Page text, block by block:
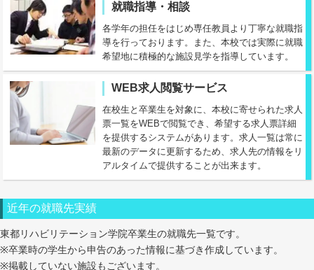
就職指導・相談
各学年の担任をはじめ専任教員より丁寧な就職指
導を行っております。また、本校では実際に就職
希望地に積極的な施設見学を指導しています。
WEB求人閲覧サービス
在校生と卒業生を対象に、本校に寄せられた求人
票一覧をWEBで閲覧でき、希望する求人票詳細
を提供するシステムがあります。求人一覧は常に
最新のデータに更新するため、求人先の情報をリ
アルタイムで提供することが出来ます。
近年の就職先実績
東都リハビリテーション学院卒業生の就職先一覧です。
※卒業時の学生から申告のあった情報に基づき作成しています。
※掲載していない施設もございます。